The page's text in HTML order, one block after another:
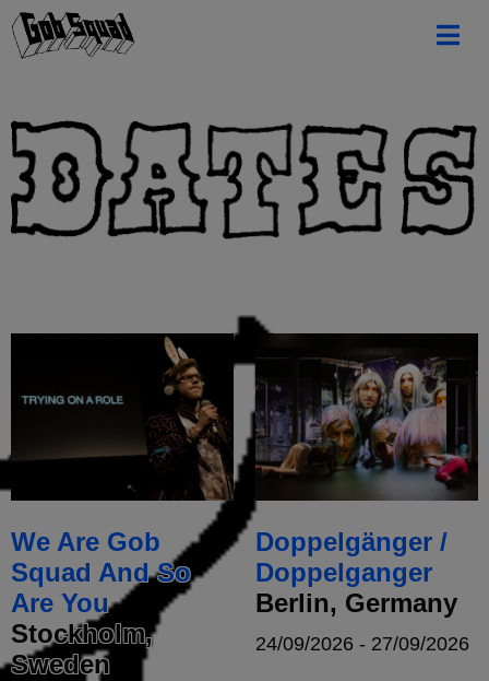
We Are Gob
Squad And So
Are You
Stockholm,
Sweden
Doppelgänger /
Doppelganger
Berlin, Germany
24/09/2026 - 27/09/2026